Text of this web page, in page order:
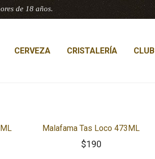
de 18 años.
CERVEZA CRISTALERÍA CLUB
Malafama Tas Loco 473ML
$190